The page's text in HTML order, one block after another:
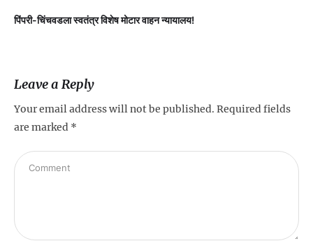
पिंपरी-चिंचवडला स्वतंत्र विशेष मोटार वाहन न्यायालय!
Leave a Reply
Your email address will not be published. Required fields
are marked *